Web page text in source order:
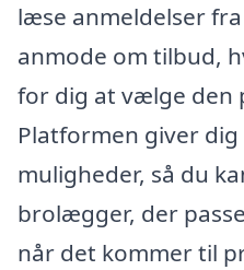
læse anmeldelser
anmode om tilbud,
for dig at vælge den
Platformen giver
muligheder, så du
brolægger, der
når det kommer til